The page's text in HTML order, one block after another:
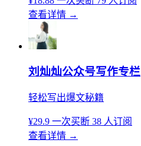
查看详情 →
刘灿灿公众号写作专栏
轻松写出爆文秘籍
¥29.9 一次买断 38 人订阅
查看详情 →